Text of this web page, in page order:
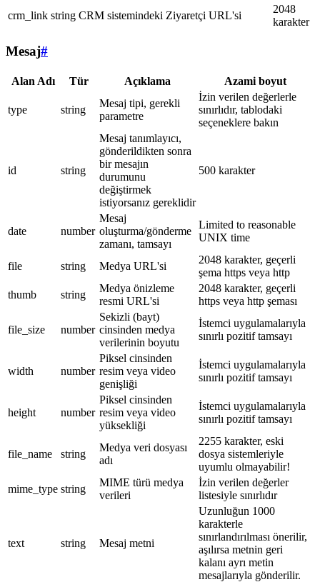
crm_link string CRM sistemindeki Ziyaretçi URL'si
2048
karakter
Mesaj#
Alan Adı Tür Açıklama Azami boyut
type string
Mesaj tipi, gerekli
parametre
İzin verilen değerlerle
sınırlıdır, tablodaki
seçeneklere bakın
id string
Mesaj tanımlayıcı,
gönderildikten sonra
bir mesajın
durumunu
değiştirmek
istiyorsanız gereklidir
500 karakter
date number
Mesaj
oluşturma/gönderme
zamanı, tamsayı
Limited to reasonable
UNIX time
file string Medya URL'si
2048 karakter, geçerli
şema https veya http
thumb
string
Medya önizleme
resmi URL'si
2048 karakter, geçerli
https veya http şeması
file_size number
Sekizli (bayt)
cinsinden medya
verilerinin boyutu
İstemci uygulamalarıyla
sınırlı pozitif tamsayı
width number
Piksel cinsinden
resim veya video
genişliği
İstemci uygulamalarıyla
sınırlı pozitif tamsayı
height number
Piksel cinsinden
resim veya video
yüksekliği
İstemci uygulamalarıyla
sınırlı pozitif tamsayı
file_name string
Medya veri dosyası
adı
2255 karakter, eski
dosya sistemleriyle
uyumlu olmayabilir!
mime_type string
MIME türü medya
verileri
İzin verilen değerler
listesiyle sınırlıdır
text string Mesaj metni
Uzunluğun 1000
karakterle
sınırlandırılması önerilir,
aşılırsa metnin geri
kalanı ayrı metin
mesajlarıyla gönderilir.